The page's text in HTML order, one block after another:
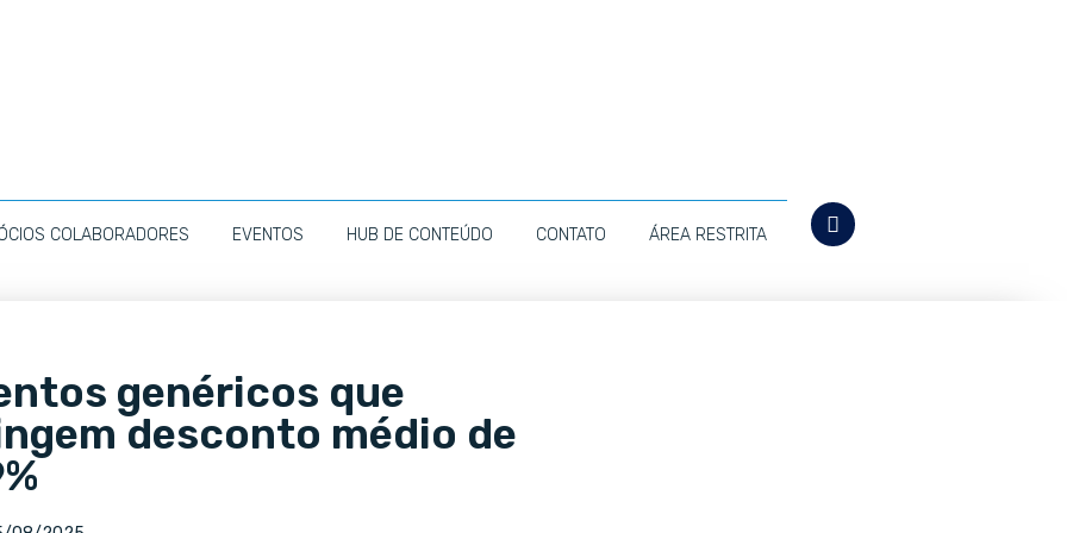
COLABORADORES EVENTOS HUB DE CONTEÚDO CONTATO ÁREA RESTRITA
genéricos que
desconto médio de